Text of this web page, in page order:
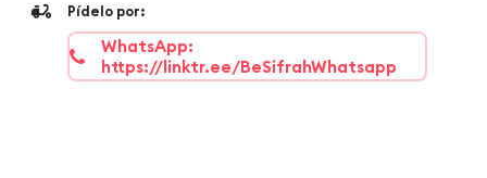
Pídelo por:
WhatsApp:
https://linktr.ee/BeSifrahWhatsapp